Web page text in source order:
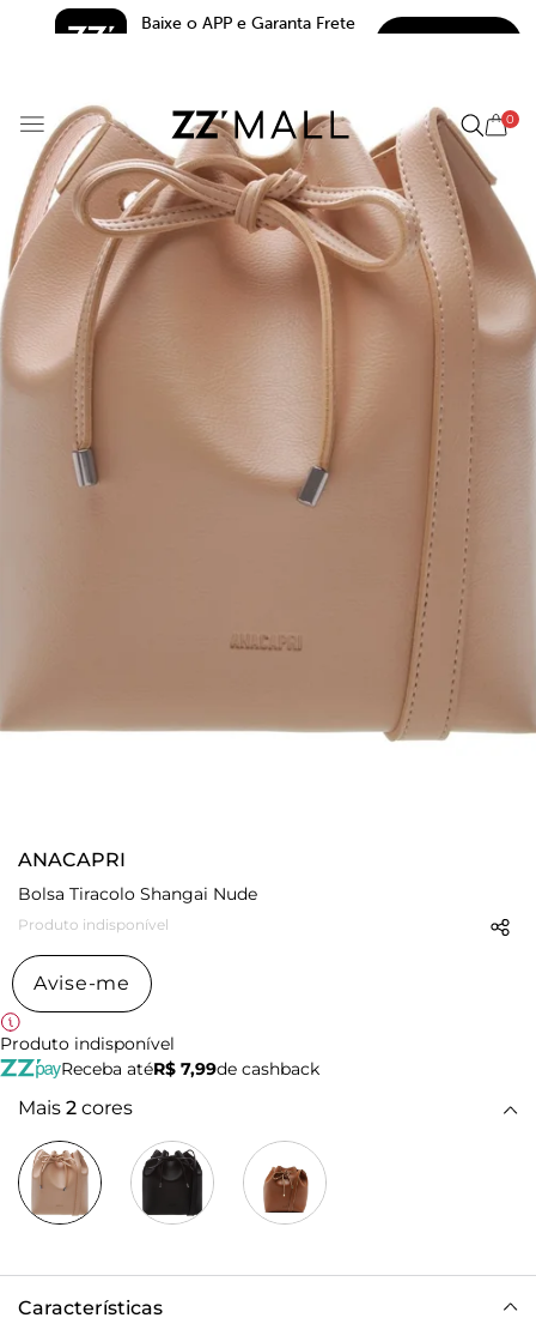
Baixe o APP e Garanta Frete
0
ANACAPRI
Bolsa Tiracolo Shangai Nude
Produto indisponível
Avise-me
Produto indisponível
Receba atéR$ 7,99de cashback
Mais 2 cores
Características